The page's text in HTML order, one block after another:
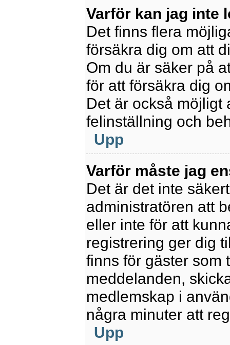
Varför kan jag inte
Det finns flera
försäkra dig om att
Om du är säker på
för att försäkra dig
Det är också möjligt
felinställning och
Upp
Varför måste jag
Det är det inte
administratören att
eller inte för att
registrering ger dig
finns för gäster som
meddelanden,
medlemskap i
några minuter att
Upp